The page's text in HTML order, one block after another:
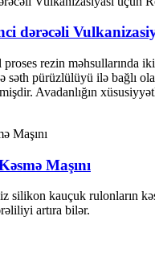
dərəcəli
proses rezin
pürüzlülüyü ilə bağlı
Avadanlığın
Maşını
silikon kauçuk rulonların
artıra bilər.